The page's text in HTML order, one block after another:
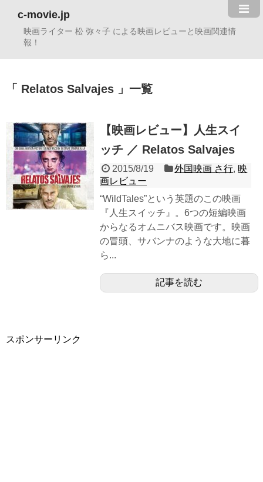
c-movie.jp
映画ライター 松 弥々子 による映画レビューと映画関連情
報！
Relatos Salvajes 一覧
【映画レビュー】人生スイ
ッチ ／ Relatos Salvajes
2015/8/19 外国映画 さ行, 映
画レビュー
“WildTales”という英題のこの映画
『人生スイッチ』。6つの短編映画
からなるオムニバス映画です。映画
の冒頭、サバンナのような大地に暮
ら...
記事を読む
スポンサーリンク